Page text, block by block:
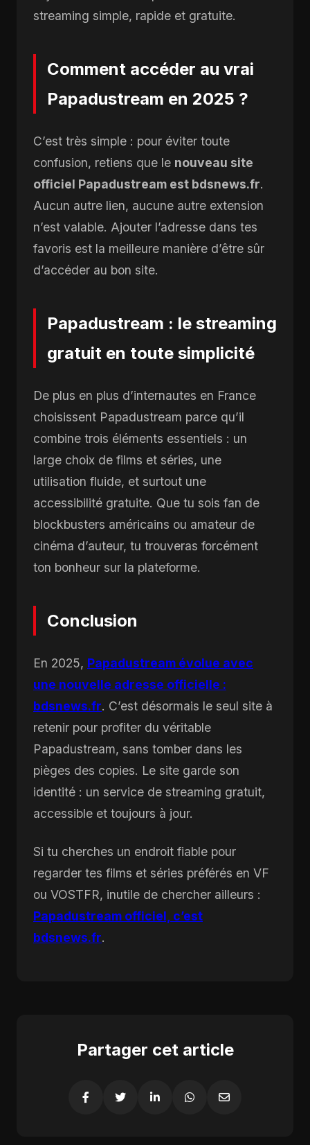
streaming simple, rapide et gratuite.
Comment accéder au vrai
Papadustream en 2025 ?
C’est très simple : pour éviter toute
confusion, retiens que le nouveau site
officiel Papadustream est bdsnews.fr.
Aucun autre lien, aucune autre extension
n’est valable. Ajouter l’adresse dans tes
favoris est la meilleure manière d’être sûr
d’accéder au bon site.
Papadustream : le streaming
gratuit en toute simplicité
De plus en plus d’internautes en France
choisissent Papadustream parce qu’il
combine trois éléments essentiels : un
large choix de films et séries, une
utilisation fluide, et surtout une
accessibilité gratuite. Que tu sois fan de
blockbusters américains ou amateur de
cinéma d’auteur, tu trouveras forcément
ton bonheur sur la plateforme.
Conclusion
En 2025, Papadustream évolue avec
une nouvelle adresse officielle :
bdsnews.fr. C’est désormais le seul site à
retenir pour profiter du véritable
Papadustream, sans tomber dans les
pièges des copies. Le site garde son
identité : un service de streaming gratuit,
accessible et toujours à jour.
Si tu cherches un endroit fiable pour
regarder tes films et séries préférés en VF
ou VOSTFR, inutile de chercher ailleurs :
Papadustream officiel, c’est
bdsnews.fr.
Partager cet article